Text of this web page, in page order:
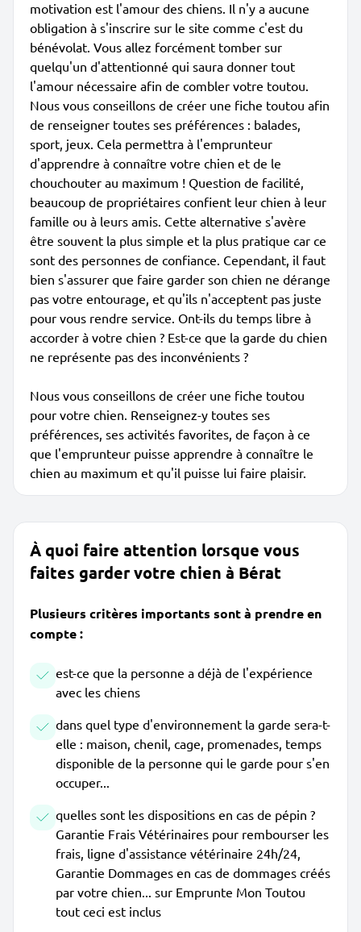
motivation est l'amour des chiens. Il n'y a aucune
obligation à s'inscrire sur le site comme c'est du
bénévolat. Vous allez forcément tomber sur
quelqu'un d'attentionné qui saura donner tout
l'amour nécessaire afin de combler votre toutou.
Nous vous conseillons de créer une fiche toutou afin
de renseigner toutes ses préférences : balades,
sport, jeux. Cela permettra à l'emprunteur
d'apprendre à connaître votre chien et de le
chouchouter au maximum ! Question de facilité,
beaucoup de propriétaires confient leur chien à leur
famille ou à leurs amis. Cette alternative s'avère
être souvent la plus simple et la plus pratique car ce
sont des personnes de confiance. Cependant, il faut
bien s'assurer que faire garder son chien ne dérange
pas votre entourage, et qu'ils n'acceptent pas juste
pour vous rendre service. Ont-ils du temps libre à
accorder à votre chien ? Est-ce que la garde du chien
ne représente pas des inconvénients ?
Nous vous conseillons de créer une fiche toutou
pour votre chien. Renseignez-y toutes ses
préférences, ses activités favorites, de façon à ce
que l'emprunteur puisse apprendre à connaître le
chien au maximum et qu'il puisse lui faire plaisir.
À quoi faire attention lorsque vous
faites garder votre chien à Bérat
Plusieurs critères importants sont à prendre en
compte :
est-ce que la personne a déjà de l'expérience
avec les chiens
dans quel type d'environnement la garde sera-t-
elle : maison, chenil, cage, promenades, temps
disponible de la personne qui le garde pour s'en
occuper...
quelles sont les dispositions en cas de pépin ?
Garantie Frais Vétérinaires pour rembourser les
frais, ligne d'assistance vétérinaire 24h/24,
Garantie Dommages en cas de dommages créés
par votre chien... sur Emprunte Mon Toutou
tout ceci est inclus